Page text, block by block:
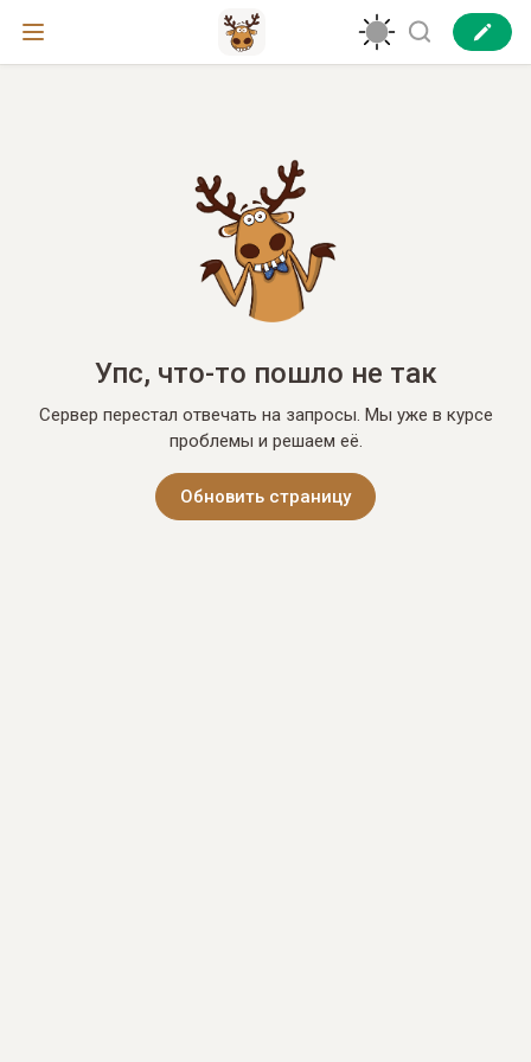
Упс, что-то пошло не так
Сервер перестал отвечать на запросы. Мы уже в курсе
проблемы и решаем её.
Обновить страницу